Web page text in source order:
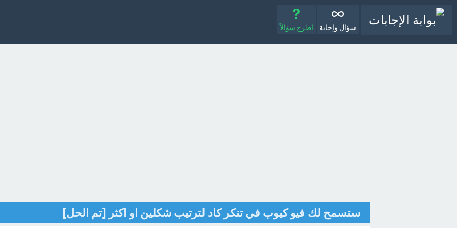
سؤال وإجابة اطرح سؤالاً
ستسمح لك فيو كيوب في تنكر كاد لترتيب شكلين او اكثر [تم الحل]